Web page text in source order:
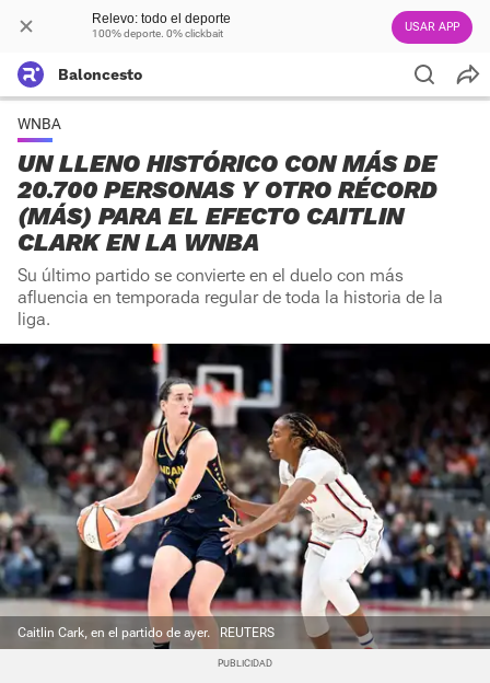
Relevo: todo el deporte
100% deporte. 0% clickbait USAR APP
Baloncesto
WNBA
UN LLENO HISTÓRICO CON MÁS DE
20.700 PERSONAS Y OTRO RÉCORD
(MÁS) PARA EL EFECTO CAITLIN
CLARK EN LA WNBA
Su último partido se convierte en el duelo con más
afluencia en temporada regular de toda la historia de la
liga.
Caitlin Cark, en el partido de ayer. REUTERS